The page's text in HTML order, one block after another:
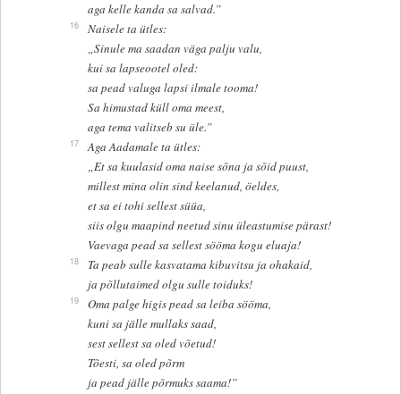
aga kelle kanda sa salvad.”
16
Naisele ta ütles:
„Sinule ma saadan väga palju valu,
kui sa lapseootel oled:
sa pead valuga lapsi ilmale tooma!
Sa himustad küll oma meest,
aga tema valitseb su üle.”
17
Aga Aadamale ta ütles:
„Et sa kuulasid oma naise sõna ja sõid puust,
millest mina olin sind keelanud, öeldes,
et sa ei tohi sellest süüa,
siis olgu maapind neetud sinu üleastumise pärast!
Vaevaga pead sa sellest sööma kogu eluaja!
18
Ta peab sulle kasvatama kibuvitsu ja ohakaid,
ja põllutaimed olgu sulle toiduks!
19
Oma palge higis pead sa leiba sööma,
kuni sa jälle mullaks saad,
sest sellest sa oled võetud!
Tõesti, sa oled põrm
ja pead jälle põrmuks saama!”